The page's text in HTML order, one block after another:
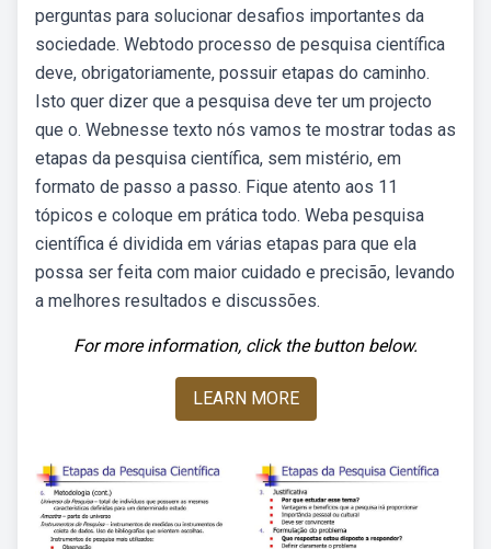
perguntas para solucionar desafios importantes da
sociedade. Webtodo processo de pesquisa científica
deve, obrigatoriamente, possuir etapas do caminho.
Isto quer dizer que a pesquisa deve ter um projecto
que o. Webnesse texto nós vamos te mostrar todas as
etapas da pesquisa científica, sem mistério, em
formato de passo a passo. Fique atento aos 11
tópicos e coloque em prática todo. Weba pesquisa
científica é dividida em várias etapas para que ela
possa ser feita com maior cuidado e precisão, levando
a melhores resultados e discussões.
For more information, click the button below.
LEARN MORE